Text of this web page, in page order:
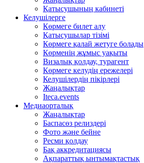
Қатысушының кабинеті
Келушілерге
Көрмеге билет алу
Қатысушылар тізімі
Көрмеге қалай жетуге болады
Көрменің жұмыс уақыты
Визалық қолдау, турагент
Көрмеге келудің ережелері
Келушілердің пікірлері
Жаңалықтар
Iteca.events
Медиаорталық
Жаңалықтар
Баспасөз релиздері
Фото және бейне
Ресми қолдау
Бақ аккредитациясы
Ақпараттық ынтымақтастық